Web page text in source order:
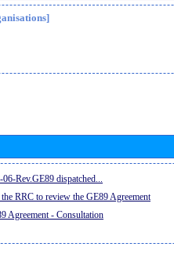
Rev.GE89 dispatched...
RRC to review the GE89 Agreement
Agreement - Consultation